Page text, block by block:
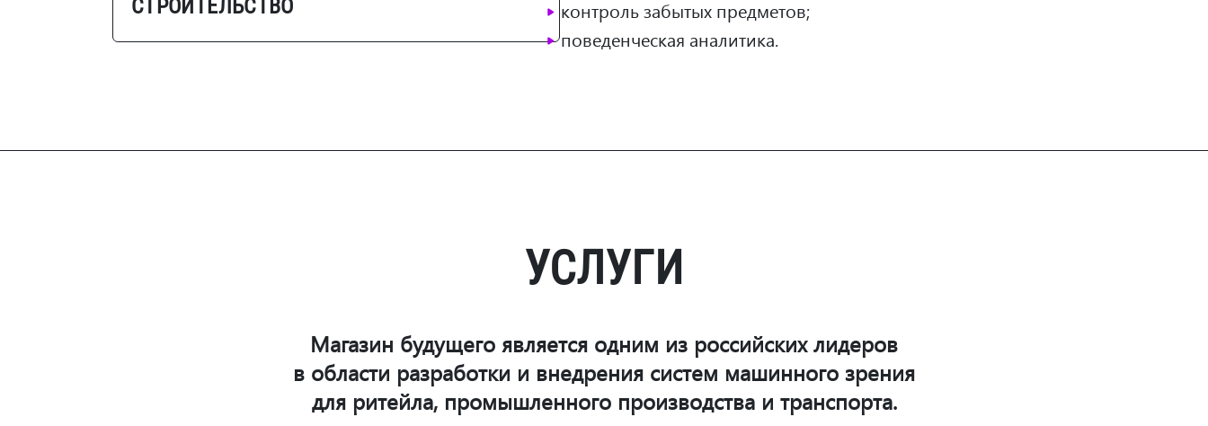
СТРОИТЕЛЬСТВО
ПРОИЗВОДСТВО
контроль забытых предметов;
поведенческая аналитика.
УСЛУГИ
Магазин будущего является одним из российских лидеров
в области разработки и внедрения систем машинного зрения
для ритейла, промышленного производства и транспорта.